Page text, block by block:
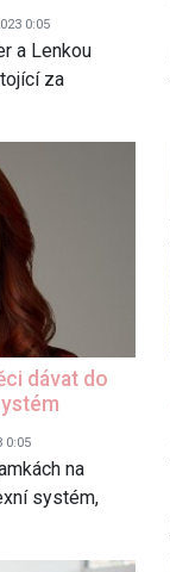
0:05
a Lenkou
za
dávat do
0:05
na
systém,